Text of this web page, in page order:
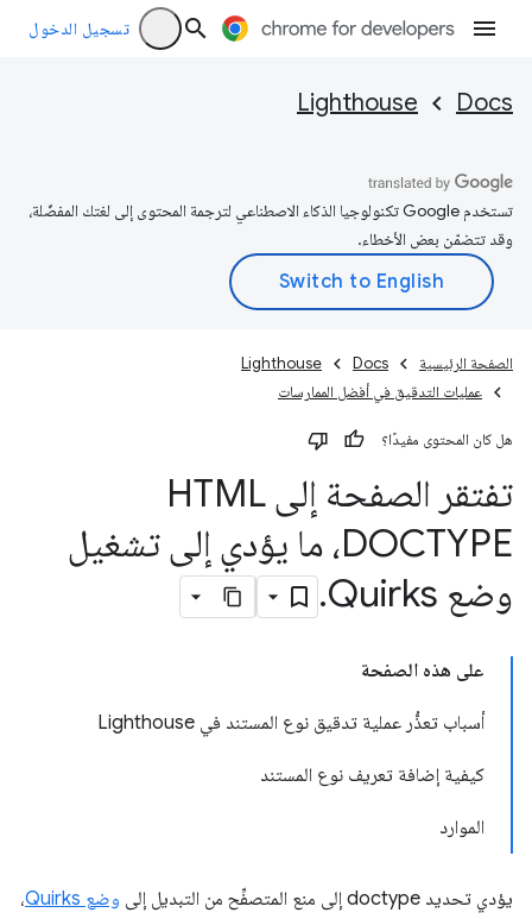
تسجيل الدخول
Docs
Lighthouse
تستخدم Google تكنولوجيا الذكاء الاصطناعي لترجمة المحتوى إلى لغتك المفضّلة،
وقد تتضمّن بعض الأخطاء.
الصفحة الرئيسية Docs
Lighthouse
عمليات التدقيق في أفضل الممارسات
هل كان المحتوى مفيدًا؟
تفتقر الصفحة إلى HTML
DOCTYPE، ما يؤدي إلى تشغيل
وضع Quirks
.
على هذه الصفحة
أسباب تعذُّر عملية تدقيق نوع المستند في Lighthouse
كيفية إضافة تعريف نوع المستند
الموارد
يؤدي تحديد doctype إلى منع المتصفِّح من التبديل إلى وضع Quirks
،